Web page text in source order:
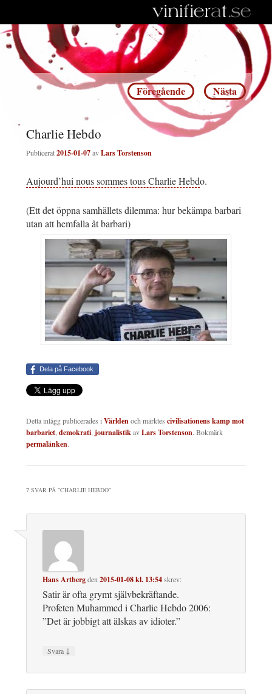
Inläggsnavigering
Föregående Nästa
Charlie Hebdo
Publicerat2015-01-07avLars Torstenson
Aujourd’hui nous sommes tous Charlie Hebdo.
(Ett det öppna samhällets dilemma: hur bekämpa barbari
utan att hemfalla åt barbari)
Dela på Facebook
Detta inlägg publicerades i Världenoch märktes civilisationens kamp mot
barbariet demokrati journalistikavLars Torstenson. Bokmärk
permalänken.
7 SVAR PÅ ”CHARLIE HEBDO”
Hans Artbergden 2015-01-08 kl. 13:54skrev:
Satir är ofta grymt självbekräftande.
Profeten Muhammed i Charlie Hebdo 2006:
”Det är jobbigt att älskas av idioter.”
Svara ↓